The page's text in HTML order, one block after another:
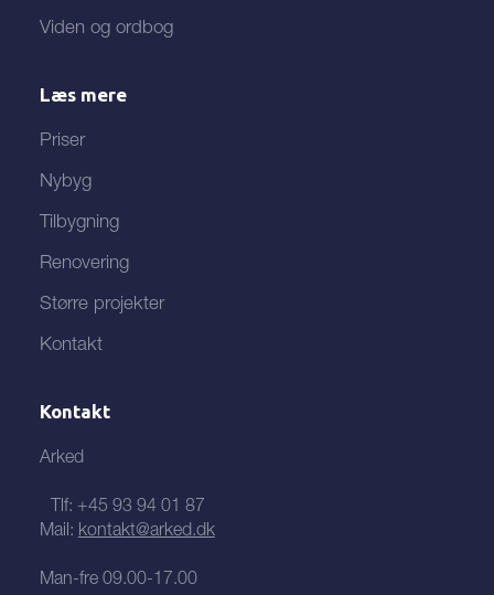
Viden og ordbog
Læs mere
Priser
Nybyg
Tilbygning
Renovering
Større projekter
Kontakt
Kontakt
Arked
Tlf: +45 93 94 01 87
Mail: kontakt@arked.dk
Man-fre 09.00-17.00